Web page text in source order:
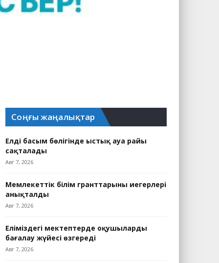
Соңғы жаңалықтар
Елдің басым бөлігінде ыстық ауа райы
сақталады
Авг 7, 2026
Мемлекеттік білім гранттарының иегерлері
анықталды
Авг 7, 2026
Еліміздегі мектептерде оқушыларды
бағалау жүйесі өзгереді
Авг 7, 2026